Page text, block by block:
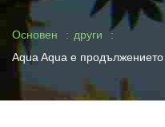
Основен
други
Aqua Aqua е